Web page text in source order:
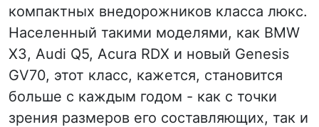
компактных внедорожников класса люкс.
Населенный такими моделями, как BMW
X3, Audi Q5, Acura RDX и новый Genesis
GV70, этот класс, кажется, становится
больше с каждым годом - как с точки
зрения размеров его составляющих, так и